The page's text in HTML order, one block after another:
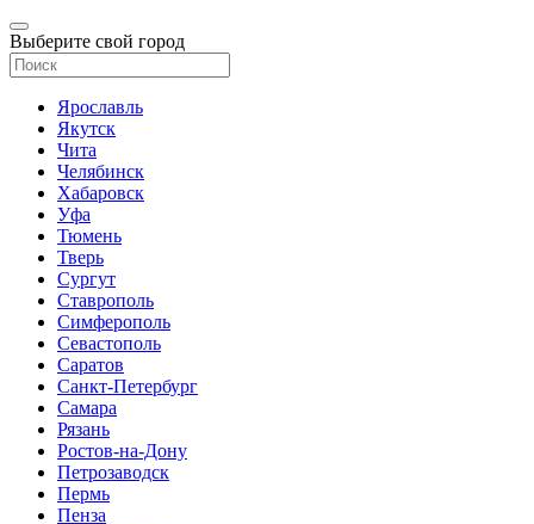
Выберите свой город
Ярославль
Якутск
Чита
Челябинск
Хабаровск
Уфа
Тюмень
Тверь
Сургут
Ставрополь
Симферополь
Севастополь
Саратов
Санкт-Петербург
Самара
Рязань
Ростов-на-Дону
Петрозаводск
Пермь
Пенза